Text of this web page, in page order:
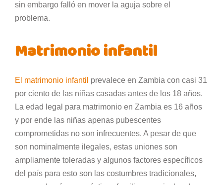
sin embargo falló en mover la aguja sobre el
problema.
Matrimonio infantil
El matrimonio infantil prevalece en Zambia con casi 31
por ciento de las niñas casadas antes de los 18 años.
La edad legal para matrimonio en Zambia es 16 años
y por ende las niñas apenas pubescentes
comprometidas no son infrecuentes. A pesar de que
son nominalmente ilegales, estas uniones son
ampliamente toleradas y algunos factores específicos
del país para esto son las costumbres tradicionales,